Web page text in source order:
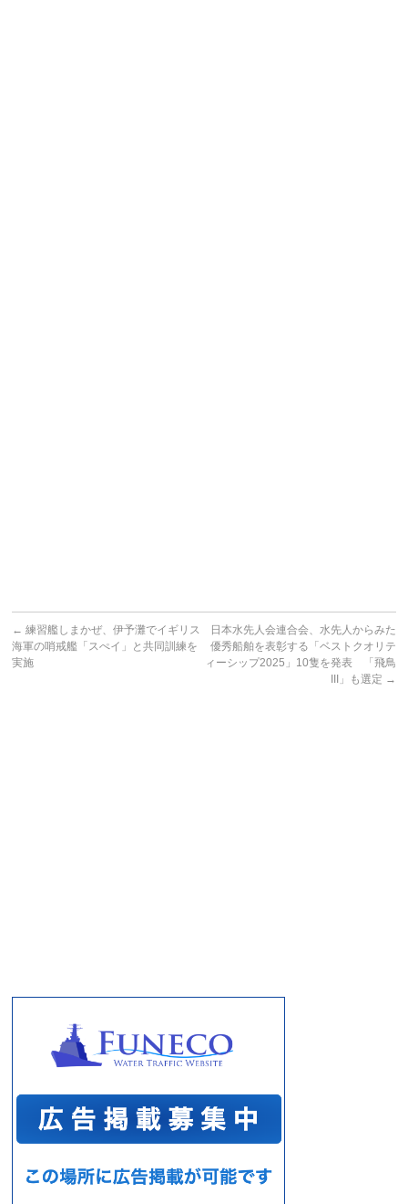
← 練習艦しまかぜ、伊予灘でイギリス
海軍の哨戒艦「スぺイ」と共同訓練を
実施
日本水先人会連合会、水先人からみた
優秀船舶を表彰する「ベストクオリテ
ィーシップ2025」10隻を発表 「飛鳥
III」も選定 →